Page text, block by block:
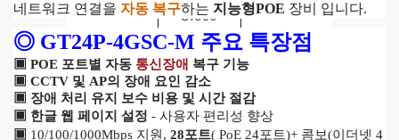
Close
네트워크 연결을 자동 복구하는 지능형POE 장비 입니다.
◎ GT24P-4GSC-M 주요 특장점
▣ POE 포트별 자동 통신장애 복구 기능
▣ CCTV 및 AP의 장애 요인 감소
▣ 장애 처리 유지 보수 비용 및 시간 절감
▣ 한글 웹 페이지 설정 - 사용자 편리성 향상
▣ 10/100/1000Mbps 지원, 28포트( PoE 24포트)+ 콤보(이더넷 4